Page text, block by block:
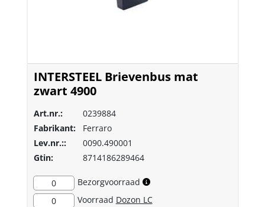
INTERSTEEL Brievenbus mat
zwart 4900
Art.nr.:
0239884
Fabrikant:
Ferraro
Lev.nr.::
0090.490001
Gtin:
8714186289464
0
Bezorgvoorraad
0
Voorraad Dozon LC